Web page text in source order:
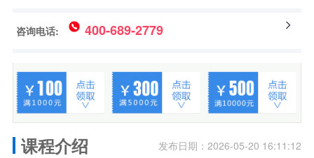
咨询电话: 400-689-2779
课程介绍 发布日期：2026-05-20 16:11:12